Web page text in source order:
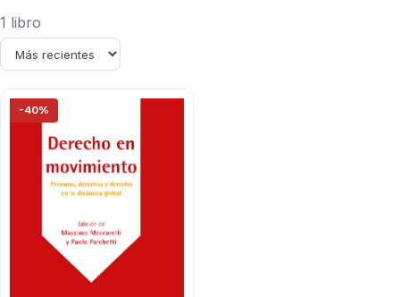
1 libro
-40%